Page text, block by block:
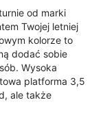
od marki
Twojej letniej
kolorze to
dodać sobie
Wysoka
platforma 3,5
ale także